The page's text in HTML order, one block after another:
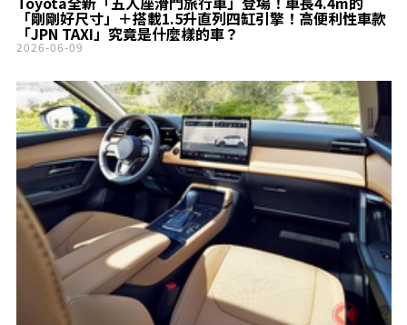
「剛剛好尺寸」＋搭載1.5升直列四缸引擎！高便利性車款
「JPN TAXI」究竟是什麼樣的車？
2026-06-09